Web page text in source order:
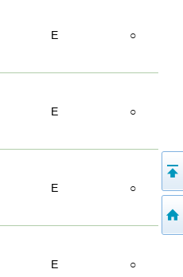
E ○
E ○
E ○
E ○